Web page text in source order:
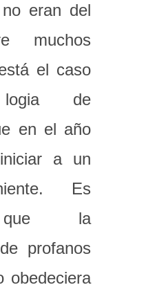
eran del
muchos
el caso
de
en el año
a un
Es
que la
profanos
obedeciera